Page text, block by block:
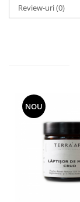
Review-uri(0)
NOU